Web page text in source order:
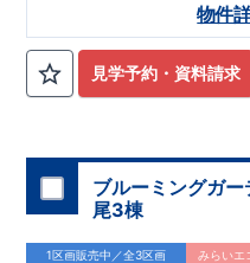
見学予約・資料請求
物件
ブルーミングガ
尾3棟
1区画販売中／全3区画 みらいエ